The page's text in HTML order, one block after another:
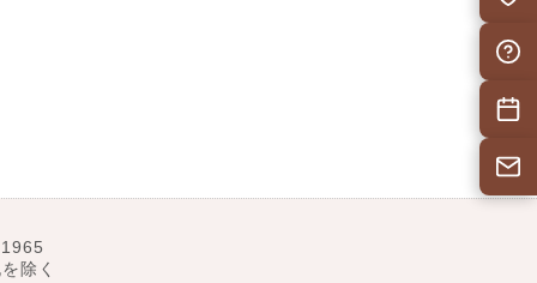
除く
自治
施設予
お問